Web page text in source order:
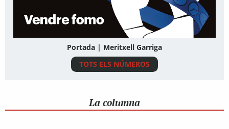
Portada | Meritxell Garriga
TOTS ELS NÚMEROS
La columna